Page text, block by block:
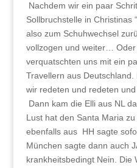
Nachdem wir ein paar
Sollbruchstelle in Christinas
also zum Schuhwechsel
vollzogen und weiter…
verquatschten uns mit ein
Travellern aus
wir redeten und redeten
Dann kam die Elli aus NL
Lust hat den Santa Maria
ebenfalls aus HH sagte
München sagte dann auch
krankheitsbedingt Nein. Die